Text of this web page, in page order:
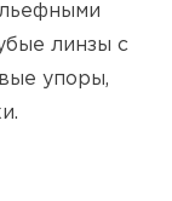
линзы с
упоры,